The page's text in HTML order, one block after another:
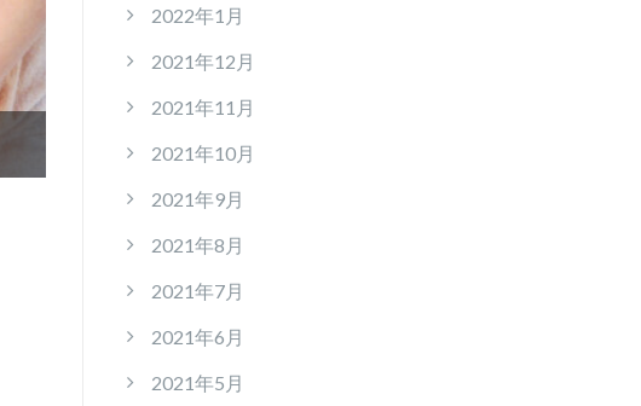
2022年1月
2021年12月
2021年11月
2021年10月
2021年9月
2021年8月
2021年7月
2021年6月
2021年5月